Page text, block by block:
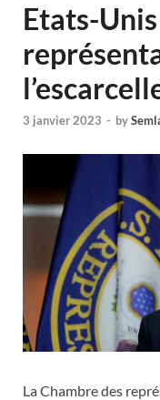
Etats-
3 janvier 2023 - by
La Chambre des